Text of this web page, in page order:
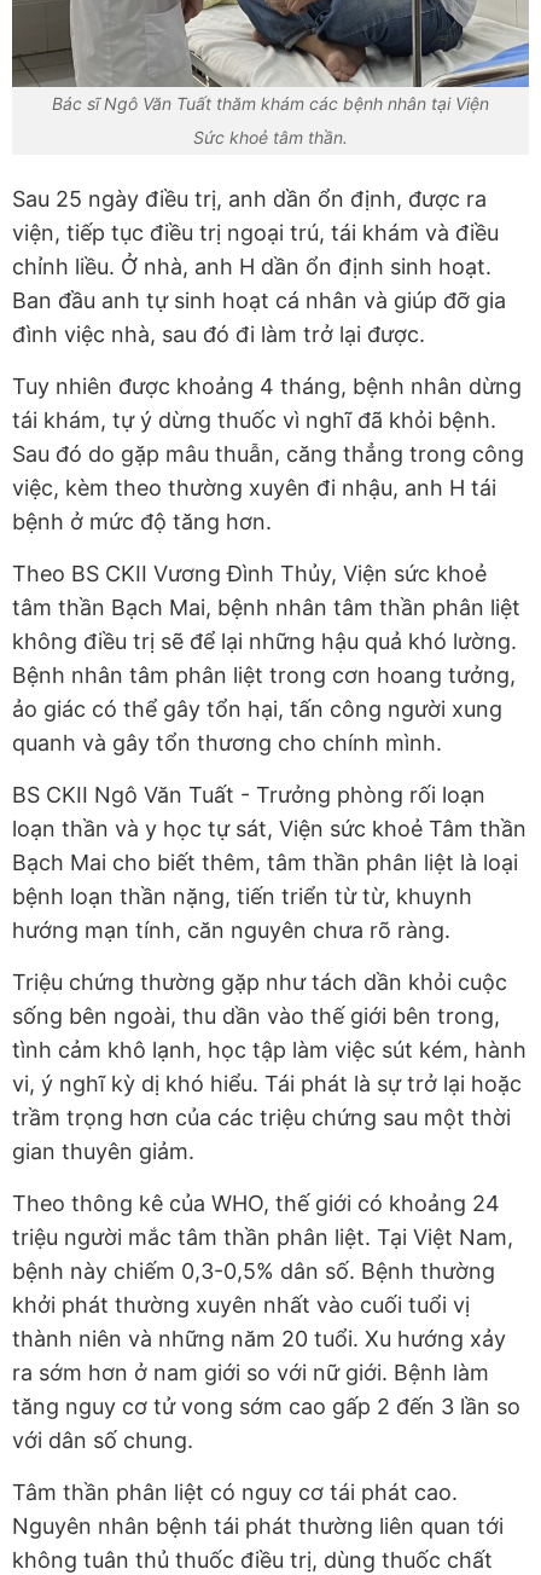
Bác sĩ Ngô Văn Tuất thăm khám các bệnh nhân tại Viện
Sức khoẻ tâm thần.
Sau 25 ngày điều trị, anh dần ổn định, được ra
viện, tiếp tục điều trị ngoại trú, tái khám và điều
chỉnh liều. Ở nhà, anh H dần ổn định sinh hoạt.
Ban đầu anh tự sinh hoạt cá nhân và giúp đỡ gia
đình việc nhà, sau đó đi làm trở lại được.
Tuy nhiên được khoảng 4 tháng, bệnh nhân dừng
tái khám, tự ý dừng thuốc vì nghĩ đã khỏi bệnh.
Sau đó do gặp mâu thuẫn, căng thẳng trong công
việc, kèm theo thường xuyên đi nhậu, anh H tái
bệnh ở mức độ tăng hơn.
Theo BS CKII Vương Đình Thủy, Viện sức khoẻ
tâm thần Bạch Mai, bệnh nhân tâm thần phân liệt
không điều trị sẽ để lại những hậu quả khó lường.
Bệnh nhân tâm phân liệt trong cơn hoang tưởng,
ảo giác có thể gây tổn hại, tấn công người xung
quanh và gây tổn thương cho chính mình.
BS CKII Ngô Văn Tuất - Trưởng phòng rối loạn
loạn thần và y học tự sát, Viện sức khoẻ Tâm thần
Bạch Mai cho biết thêm, tâm thần phân liệt là loại
bệnh loạn thần nặng, tiến triển từ từ, khuynh
hướng mạn tính, căn nguyên chưa rõ ràng.
Triệu chứng thường gặp như tách dần khỏi cuộc
sống bên ngoài, thu dần vào thế giới bên trong,
tình cảm khô lạnh, học tập làm việc sút kém, hành
vi, ý nghĩ kỳ dị khó hiểu. Tái phát là sự trở lại hoặc
trầm trọng hơn của các triệu chứng sau một thời
gian thuyên giảm.
Theo thông kê của WHO, thế giới có khoảng 24
triệu người mắc tâm thần phân liệt. Tại Việt Nam,
bệnh này chiếm 0,3-0,5% dân số. Bệnh thường
khởi phát thường xuyên nhất vào cuối tuổi vị
thành niên và những năm 20 tuổi. Xu hướng xảy
ra sớm hơn ở nam giới so với nữ giới. Bệnh làm
tăng nguy cơ tử vong sớm cao gấp 2 đến 3 lần so
với dân số chung.
Tâm thần phân liệt có nguy cơ tái phát cao.
Nguyên nhân bệnh tái phát thường liên quan tới
không tuân thủ thuốc điều trị, dùng thuốc chất